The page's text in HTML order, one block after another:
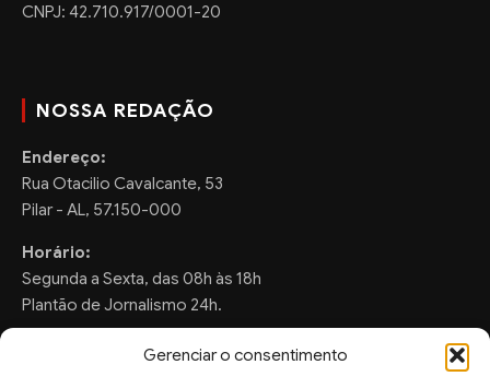
Gerenciar o consentimento
CNPJ: 42.710.917/0001-20
NOSSA REDAÇÃO
Endereço:
Rua Otacilio Cavalcante, 53
Pilar - AL, 57.150-000
Horário:
Segunda a Sexta, das 08h às 18h
Plantão de Jornalismo 24h.